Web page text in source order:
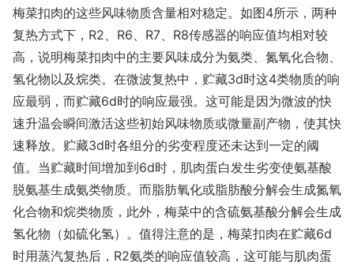
梅菜扣肉的这些风味物质含量相对稳定。如图4所示，两种
复热方式下，R2、R6、R7、R8传感器的响应值均相对较
高，说明梅菜扣肉中的主要风味成分为氨类、氮氧化合物、
氢化物以及烷类。在微波复热中，贮藏3d时这4类物质的响
应最弱，而贮藏6d时的响应最强。这可能是因为微波的快
速升温会瞬间激活这些初始风味物质或微量副产物，使其快
速释放。贮藏3d时各组分的劣变程度还未达到一定的阈
值。当贮藏时间增加到6d时，肌肉蛋白发生劣变使氨基酸
脱氨基生成氨类物质。而脂肪氧化或脂肪酸分解会生成氮氧
化合物和烷类物质，此外，梅菜中的含硫氨基酸分解会生成
氢化物（如硫化氢）。值得注意的是，梅菜扣肉在贮藏6d
时用蒸汽复热后，R2氨类的响应值较高，这可能与肌肉蛋